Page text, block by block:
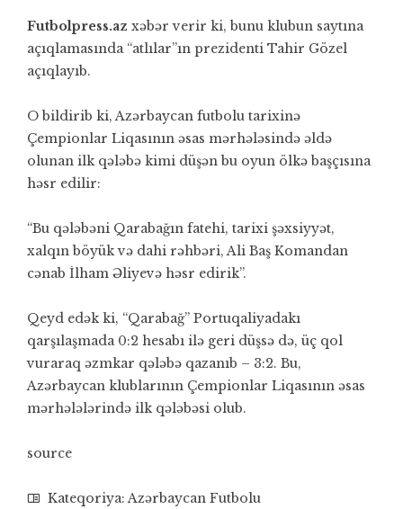
Futbolpress.az xəbər verir ki, bunu klubun saytına
açıqlamasında “atlılar”ın prezidenti Tahir Gözel
açıqlayıb.
O bildirib ki, Azərbaycan futbolu tarixinə
Çempionlar Liqasının əsas mərhələsində əldə
olunan ilk qələbə kimi düşən bu oyun ölkə başçısına
həsr edilir:
“Bu qələbəni Qarabağın fatehi, tarixi şəxsiyyət,
xalqın böyük və dahi rəhbəri, Ali Baş Komandan
cənab İlham Əliyevə həsr edirik”.
Qeyd edək ki, “Qarabağ” Portuqaliyadakı
qarşılaşmada 0:2 hesabı ilə geri düşsə də, üç qol
vuraraq əzmkar qələbə qazanıb – 3:2. Bu,
Azərbaycan klublarının Çempionlar Liqasının əsas
mərhələlərində ilk qələbəsi olub.
source
Kateqoriya:Azərbaycan Futbolu